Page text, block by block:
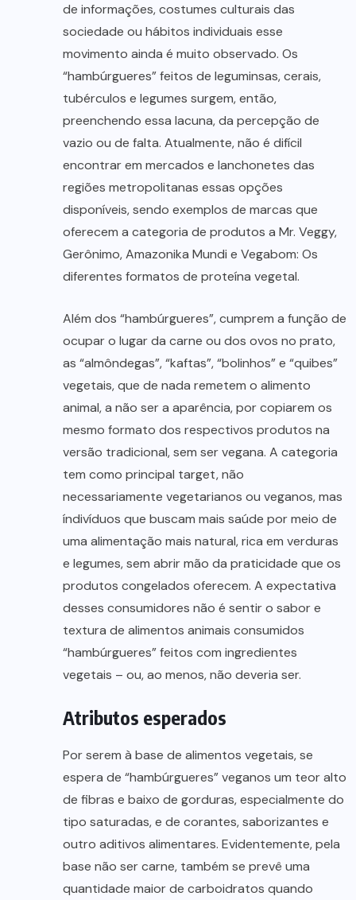
de informações, costumes culturais das
sociedade ou hábitos individuais esse
movimento ainda é muito observado. Os
“hambúrgueres” feitos de leguminsas, cerais,
tubérculos e legumes surgem, então,
preenchendo essa lacuna, da percepção de
vazio ou de falta. Atualmente, não é difícil
encontrar em mercados e lanchonetes das
regiões metropolitanas essas opções
disponíveis, sendo exemplos de marcas que
oferecem a categoria de produtos a Mr. Veggy,
Gerônimo, Amazonika Mundi e Vegabom: Os
diferentes formatos de proteína vegetal.
Além dos “hambúrgueres”, cumprem a função de
ocupar o lugar da carne ou dos ovos no prato,
as “almôndegas”, “kaftas”, “bolinhos” e “quibes”
vegetais, que de nada remetem o alimento
animal, a não ser a aparência, por copiarem os
mesmo formato dos respectivos produtos na
versão tradicional, sem ser vegana. A categoria
tem como principal target, não
necessariamente vegetarianos ou veganos, mas
índivíduos que buscam mais saúde por meio de
uma alimentação mais natural, rica em verduras
e legumes, sem abrir mão da praticidade que os
produtos congelados oferecem. A expectativa
desses consumidores não é sentir o sabor e
textura de alimentos animais consumidos
“hambúrgueres” feitos com ingredientes
vegetais – ou, ao menos, não deveria ser.
Atributos esperados
Por serem à base de alimentos vegetais, se
espera de “hambúrgueres” veganos um teor alto
de fibras e baixo de gorduras, especialmente do
tipo saturadas, e de corantes, saborizantes e
outro aditivos alimentares. Evidentemente, pela
base não ser carne, também se prevê uma
quantidade maior de carboidratos quando